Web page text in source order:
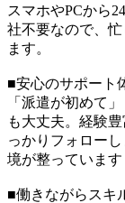
スマホやPCから
社不要なので、
ます。
■安心のサポート
「派遣が初めて
も大丈夫。経験
っかりフォロー
境が整っています
■働きながらスキ